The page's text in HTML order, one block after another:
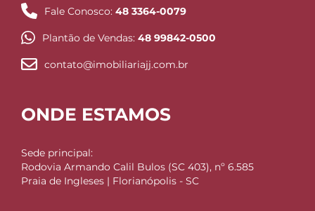
Fale Conosco: 48 3364-0079
Plantão de Vendas: 48 99842-0500
contato@imobiliariajj.com.br
ONDE ESTAMOS
Sede principal:
Rodovia Armando Calil Bulos (SC 403), nº 6.585
Praia de Ingleses | Florianópolis - SC